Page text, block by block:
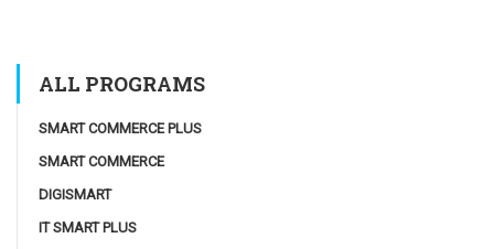
ALL PROGRAMS
SMART COMMERCE PLUS
SMART COMMERCE
DIGISMART
IT SMART PLUS